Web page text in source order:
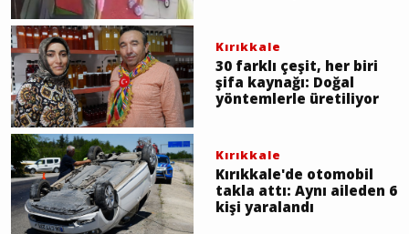
Kırıkkale
30 farklı çeşit, her biri
şifa kaynağı: Doğal
yöntemlerle üretiliyor
Kırıkkale
Kırıkkale'de otomobil
takla attı: Aynı aileden 6
kişi yaralandı